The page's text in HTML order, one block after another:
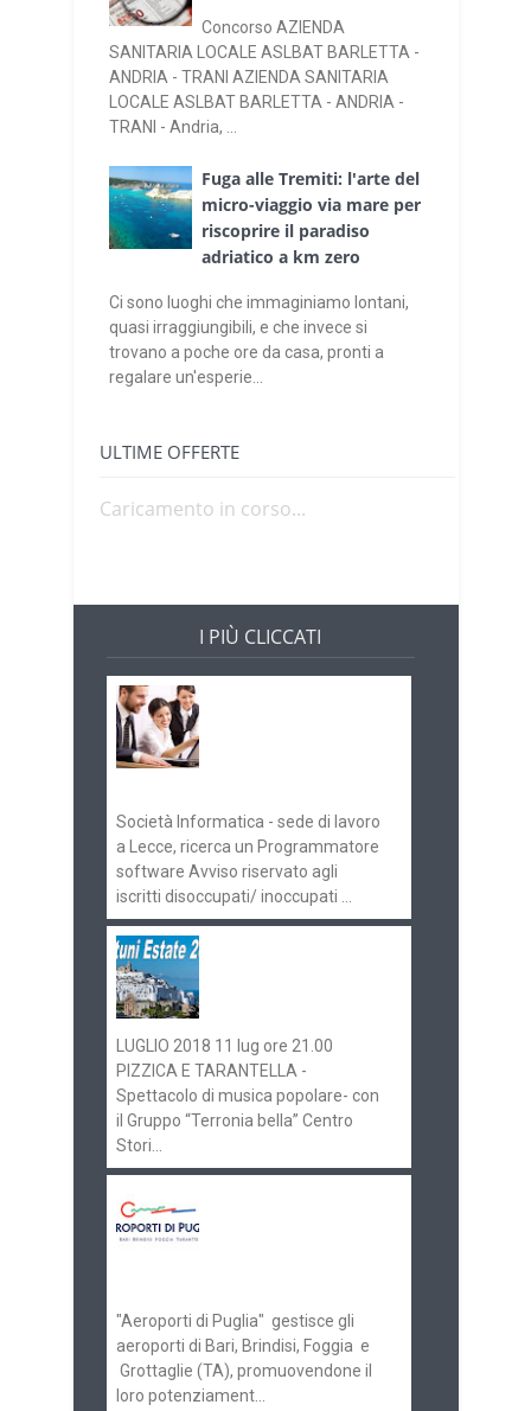
Concorso AZIENDA
SANITARIA LOCALE ASLBAT BARLETTA -
ANDRIA - TRANI AZIENDA SANITARIA
LOCALE ASLBAT BARLETTA - ANDRIA -
TRANI - Andria, ...
Fuga alle Tremiti: l'arte del
micro-viaggio via mare per
riscoprire il paradiso
adriatico a km zero
Ci sono luoghi che immaginiamo lontani,
quasi irraggiungibili, e che invece si
trovano a poche ore da casa, pronti a
regalare un'esperie...
ULTIME OFFERTE
Caricamento in corso...
I PIÙ CLICCATI
Società Informatica - sede di lavoro
a Lecce, ricerca un Programmatore
software Avviso riservato agli
iscritti disoccupati/ inoccupati ...
LUGLIO 2018 11 lug ore 21.00
PIZZICA E TARANTELLA -
Spettacolo di musica popolare- con
il Gruppo “Terronia bella” Centro
Stori...
"Aeroporti di Puglia" gestisce gli
aeroporti di Bari, Brindisi, Foggia e
Grottaglie (TA), promuovendone il
loro potenziament...